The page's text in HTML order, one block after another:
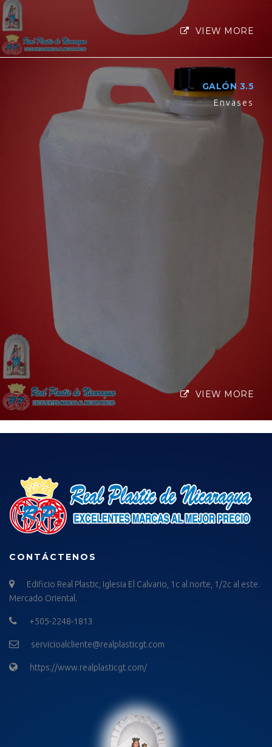
VIEW MORE
GALÓN 3.5
Envases
VIEW MORE
CONTÁCTENOS
Edificio Real Plastic, Iglesia El Calvario, 1c al norte, 1/2c al este.
Mercado Oriental.
+505-2248-1813
servicioalcliente@realplasticgt.com
https://www.realplasticgt.com/